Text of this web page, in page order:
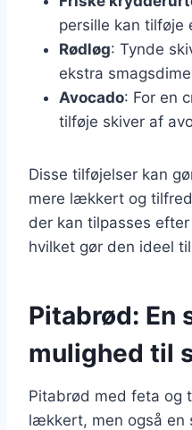
persille kan tilføje
Rødløg: Tynde
ekstra
Avocado: For en
tilføje skiver af
Disse tilføjelser kan
mere lækkert og
der kan tilpasses
hvilket gør den ideel
Pitabrød: En
mulighed til
Pitabrød med feta og
lækkert, men også en